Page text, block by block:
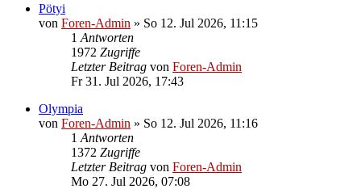
Pötyi
von Foren-Admin » So 12. Jul 2026, 11:15
1 Antworten
1972 Zugriffe
Letzter Beitrag von Foren-Admin
Fr 31. Jul 2026, 17:43
Olympia
von Foren-Admin » So 12. Jul 2026, 11:16
1 Antworten
1372 Zugriffe
Letzter Beitrag von Foren-Admin
Mo 27. Jul 2026, 07:08